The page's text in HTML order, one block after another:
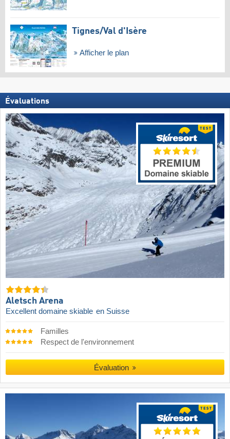
Tignes/​Val d'Isère
Afficher le plan
Évaluations
Aletsch Arena
Excellent domaine skiable en Suisse
Familles
Respect de l'environnement
Évaluation